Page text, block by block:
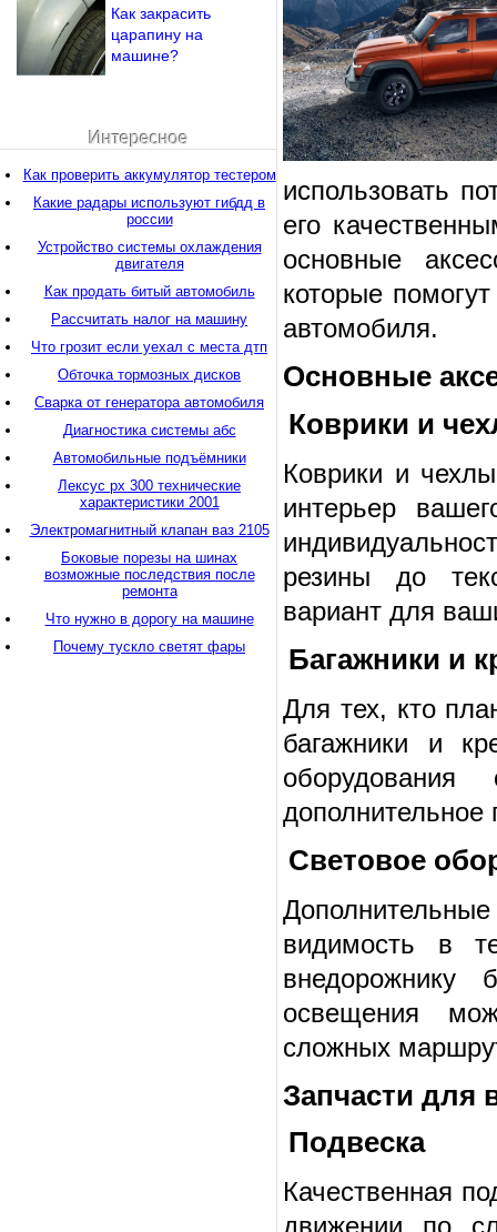
использовать
его
основные
которые
автомобиля.
Основные
Коврики и
Коврики и
интерьер
резины до
вариант для
Багажники и
Для тех, кто
багажники и
дополнительное
Световое
видимость в
внедорожнику
освещения
сложных
Запчасти для
Подвеска
Качественная
Как закрасить
царапину на
машине?
Интересное
Как проверить аккумулятор тестером
Какие радары используют гибдд в
россии
Устройство системы охлаждения
двигателя
Как продать битый автомобиль
Рассчитать налог на машину
Что грозит если уехал с места дтп
Обточка тормозных дисков
Сварка от генератора автомобиля
Диагностика системы абс
Автомобильные подъёмники
Лексус рх 300 технические
характеристики 2001
Электромагнитный клапан ваз 2105
Боковые порезы на шинах
возможные последствия после
ремонта
Что нужно в дорогу на машине
Почему тускло светят фары